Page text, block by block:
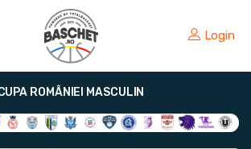
Login
ROMÂNIEI MASCULIN